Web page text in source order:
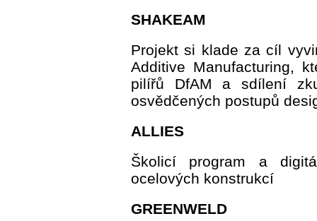
SHAKEAM
Projekt si klade za cíl
Additive Manufacturing,
pilířů DfAM a sdílení
osvědčených postupů
ALLIES
Školicí program a
ocelových konstrukcí
GREENWELD